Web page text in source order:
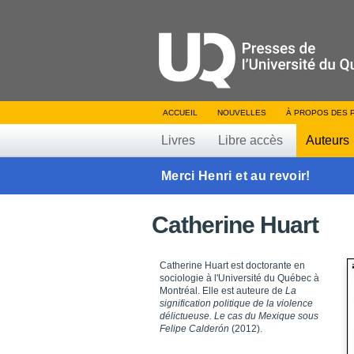
ACCUEIL NOUVELLES À PROPOS DES
Livres Libre accès Auteurs
Merci Henri et au revoir!
Catherine Huart
Catherine Huart est doctorante en
sociologie à l'Université du Québec à
Montréal. Elle est auteure de La
signification politique de la violence
délictueuse. Le cas du Mexique sous
Felipe Calderón (2012).